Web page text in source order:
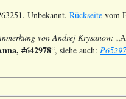
Unbekannt. Rückseite vom
von Andrej Krysanow:
#642978“, siehe auch: